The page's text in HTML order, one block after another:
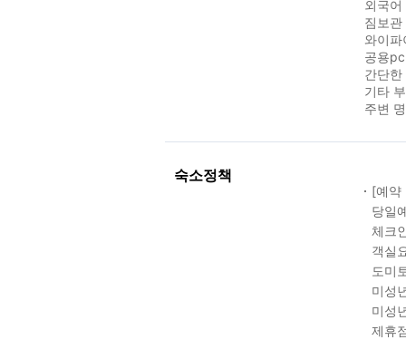
외국
짐보관
와이파
공용
간단한
기타
주변
숙소정책
[예약
당일
체크
객실
도미
미성
미성
제휴